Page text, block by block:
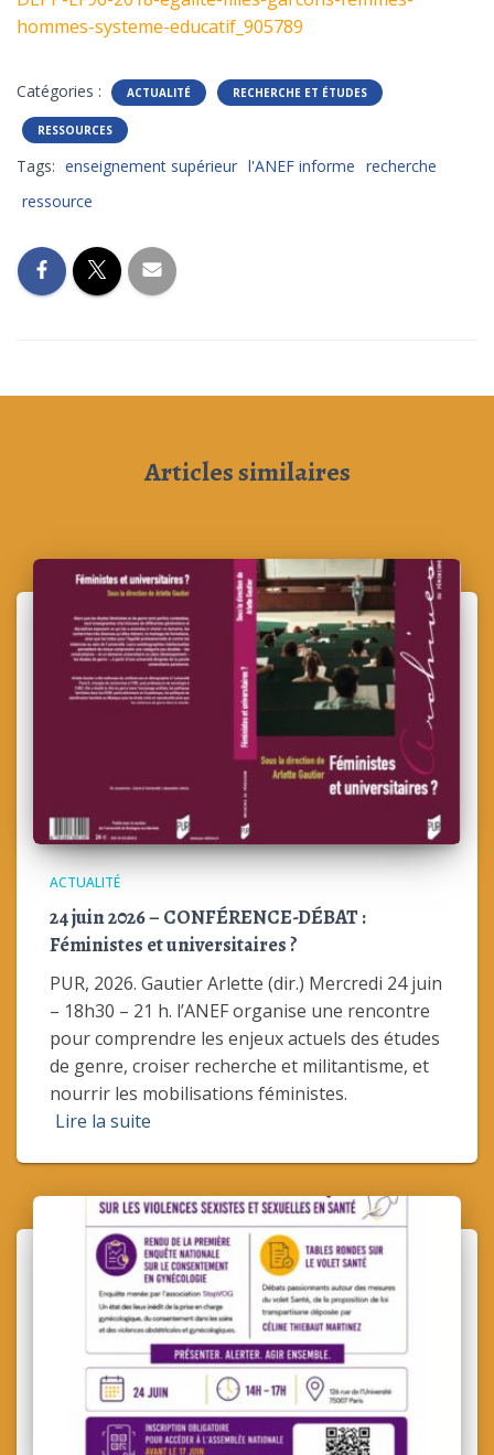
hommes-systeme-educatif_905789
Catégories : ACTUALITÉ RECHERCHE ET ÉTUDES
RESSOURCES
Tags: enseignement supérieur l'ANEF informe recherche
ressource
Articles similaires
ACTUALITÉ
24 juin 2026 – CONFÉRENCE-DÉBAT :
Féministes et universitaires ?
PUR, 2026. Gautier Arlette (dir.) Mercredi 24 juin
– 18h30 – 21 h. l’ANEF organise une rencontre
pour comprendre les enjeux actuels des études
de genre, croiser recherche et militantisme, et
nourrir les mobilisations féministes.
Lire la suite